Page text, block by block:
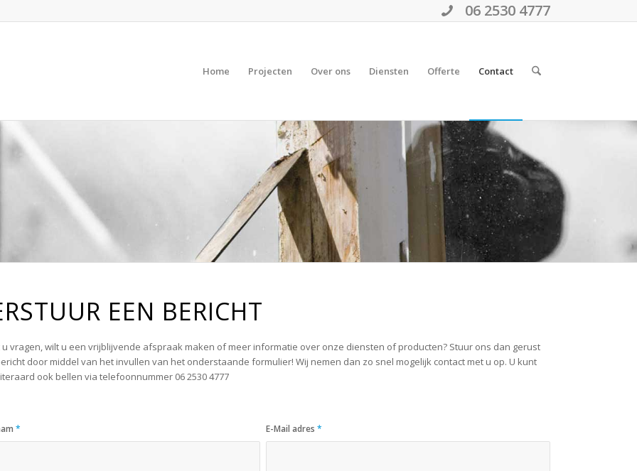
06 2530 4777
Home Projecten Over ons Diensten Offerte Contact
EEN BERICHT
u vragen, wilt u een vrijblijvende afspraak maken of meer informatie over onze diensten of producten? Stuur ons dan gerust
door middel van het invullen van het onderstaande formulier! Wij nemen dan zo snel mogelijk contact met u op. U kunt
ook bellen via telefoonnummer 06 2530 4777
* E-Mail adres *